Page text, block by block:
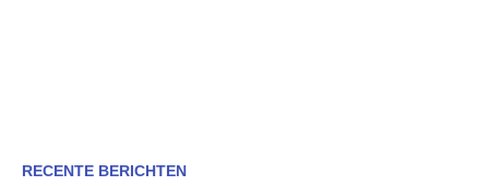
RECENTE BERICHTEN